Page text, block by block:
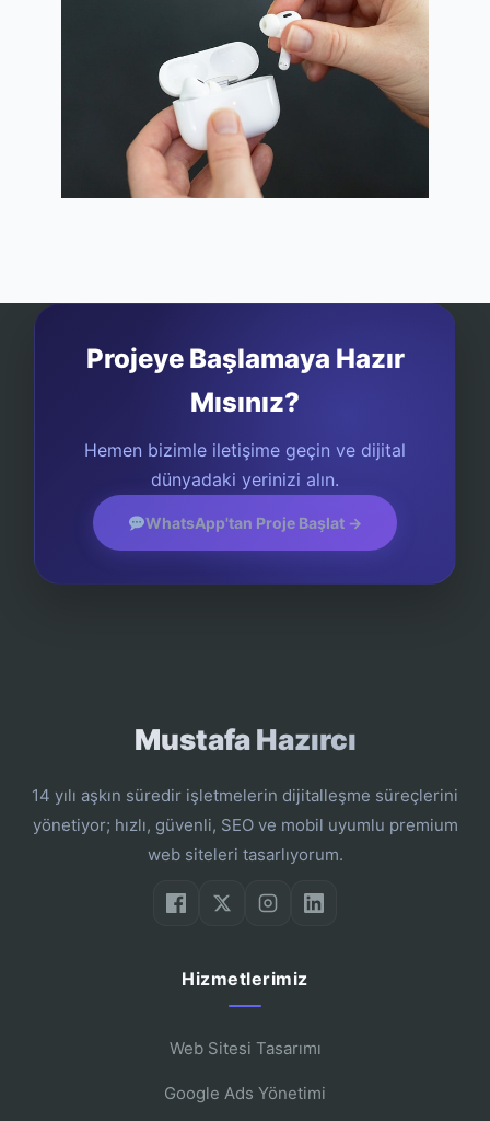
Projeye Başlamaya Hazır
Mısınız?
Hemen bizimle iletişime geçin ve dijital
dünyadaki yerinizi alın.
WhatsApp'tan Proje Başlat →
Mustafa Hazırcı
14 yılı aşkın süredir işletmelerin dijitalleşme süreçlerini
yönetiyor; hızlı, güvenli, SEO ve mobil uyumlu premium
web siteleri tasarlıyorum.
Hizmetlerimiz
Web Sitesi Tasarımı
Google Ads Yönetimi